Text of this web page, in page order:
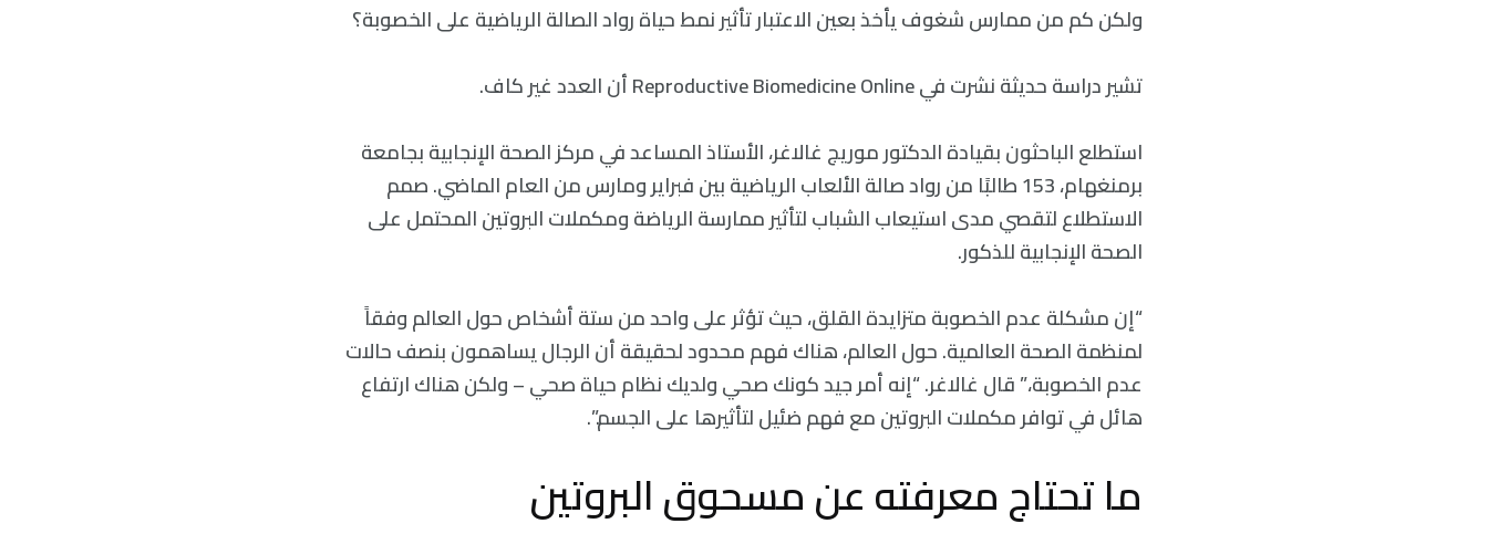
ولكن كم من ممارس شغوف يأخذ بعين الاعتبار تأثير نمط حياة رواد الصالة الرياضية على الخصوبة؟
تشير دراسة حديثة نشرت في Reproductive Biomedicine Online أن العدد غير كاف.
استطلع الباحثون بقيادة الدكتور موريج غالاغر، الأستاذ المساعد في مركز الصحة الإنجابية بجامعة
برمنغهام، 153 طالبًا من رواد صالة الألعاب الرياضية بين فبراير ومارس من العام الماضي. صمم
الاستطلاع لتقصي مدى استيعاب الشباب لتأثير ممارسة الرياضة ومكملات البروتين المحتمل على
الصحة الإنجابية للذكور.
“إن مشكلة عدم الخصوبة متزايدة القلق، حيث تؤثر على واحد من ستة أشخاص حول العالم وفقاً
لمنظمة الصحة العالمية. حول العالم، هناك فهم محدود لحقيقة أن الرجال يساهمون بنصف حالات
عدم الخصوبة،” قال غالاغر. “إنه أمر جيد كونك صحي ولديك نظام حياة صحي – ولكن هناك ارتفاع
هائل في توافر مكملات البروتين مع فهم ضئيل لتأثيرها على الجسم.”.
ما تحتاج معرفته عن مسحوق البروتين